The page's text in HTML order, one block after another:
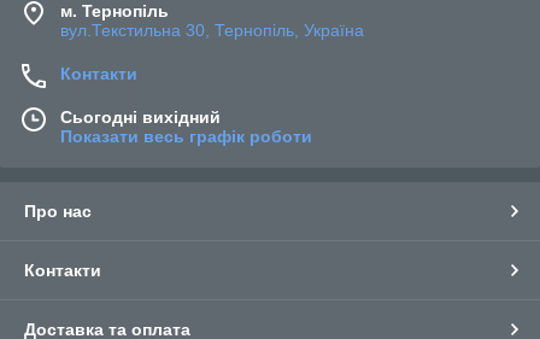
м. Тернопіль
вул.Текстильна 30, Тернопіль, Україна
Контакти
Сьогодні вихідний
Показати весь графік роботи
Про нас
Контакти
Доставка та оплата